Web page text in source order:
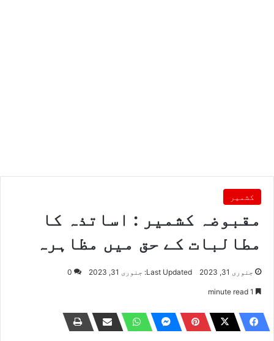
کشمیر
مقبوضہ کشمیر : اساتذہ کا
مطالبات کے حق میں مظاہرہ
جنوری 31, 2023 Last Updated: جنوری 31, 2023 0